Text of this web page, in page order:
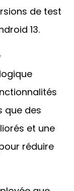
que des
et une
réduire
que
les
tels que
tard cette
qui en